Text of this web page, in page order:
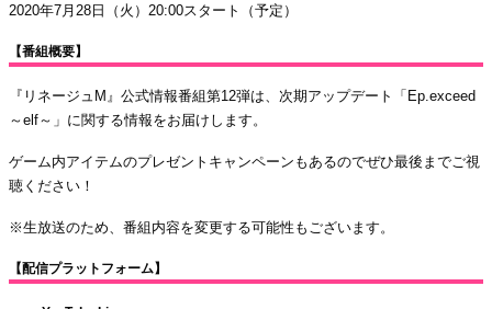
2020年7月28日（火）20:00スタート（予定）
【番組概要】
『リネージュM』公式情報番組第12弾は、次期アップデート「Ep.exceed
～elf～」に関する情報をお届けします。
ゲーム内アイテムのプレゼントキャンペーンもあるのでぜひ最後までご視
聴ください！
※生放送のため、番組内容を変更する可能性もございます。
【配信プラットフォーム】